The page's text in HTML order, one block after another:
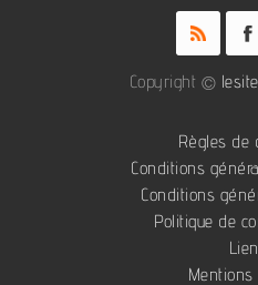
Copyright ©
Règles de
Conditions
Conditions
Politique de
Mentions